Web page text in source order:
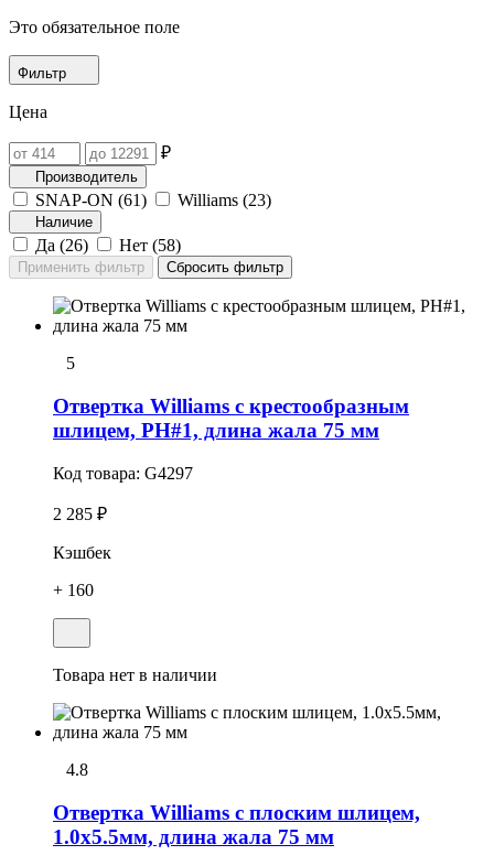
Это обязательное поле
Фильтр
Цена
₽
Производитель
SNAP-ON (61) Williams (23)
Наличие
Да (26) Нет (58)
5
Отвертка Williams с крестообразным
шлицем, PH#1, длина жала 75 мм
Код товара: G4297
2 285 ₽
Кэшбек
+ 160
Товара нет в наличии
4.8
Отвертка Williams с плоским шлицем,
1.0х5.5мм, длина жала 75 мм